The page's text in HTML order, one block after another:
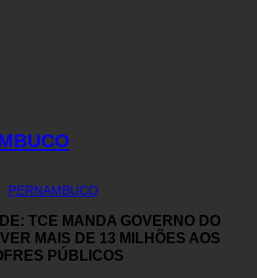
PERNAMBUCO
TCE MANDA GOVERNO DO
MAIS DE 13 MILHÕES AOS
PÚBLICOS